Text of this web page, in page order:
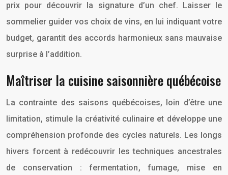
prix pour découvrir la signature d’un chef. Laisser le
sommelier guider vos choix de vins, en lui indiquant votre
budget, garantit des accords harmonieux sans mauvaise
surprise à l’addition.
Maîtriser la cuisine saisonnière québécoise
La contrainte des saisons québécoises, loin d’être une
limitation, stimule la créativité culinaire et développe une
compréhension profonde des cycles naturels. Les longs
hivers forcent à redécouvrir les techniques ancestrales
de conservation : fermentation, fumage, mise en